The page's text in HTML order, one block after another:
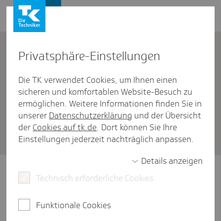
Kontakt
Wann ist Ihr beschäf­tigter
Arbeit­nehmer kran­ken­ver­si­che­
rungs­frei?
Firmenkunden / Versicherungspflicht und -freiheit
Ihr Beschäftigter ist
krankenversicherungsfrei, wenn sein
regelmäßiges jährliches Arbeitsentgelt im
laufenden Kalenderjahr und
Privat­sphäre-Einstel­lungen
Die TK verwendet Cookies, um Ihnen einen
sicheren und komfortablen Website-Besuch zu
ermöglichen. Weitere Informationen finden Sie in
unserer Datenschutzerklärung und der Übersicht
der Cookies auf tk.de. Dort können Sie Ihre
Einstellungen jederzeit nachträglich anpassen.
Details anzeigen
Technisch erforderliche Cookies
Funktionale Cookies